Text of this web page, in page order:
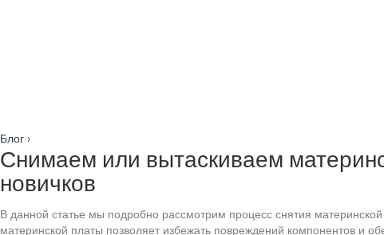
Блог ›
Снимаем или вытаскиваем
новичков
В данной статье мы подробно рассмотрим процесс снятия
материнской платы позволяет избежать повреждений компонентов и